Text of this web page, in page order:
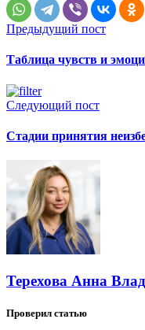
Предыдущий пост
Таблица чувств и
Следующий пост
Стадии принятия
Терехова Анна
Проверил статью